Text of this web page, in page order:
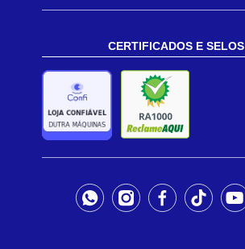
CERTIFICADOS E SELOS